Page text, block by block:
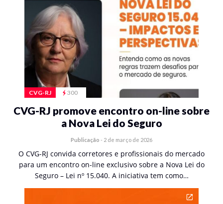
CVG-RJ 300
CVG-RJ promove encontro on-line sobre
a Nova Lei do Seguro
Publicação - 2 de março de 2026
O CVG-RJ convida corretores e profissionais do mercado
para um encontro on-line exclusivo sobre a Nova Lei do
Seguro – Lei nº 15.040. A iniciativa tem como…